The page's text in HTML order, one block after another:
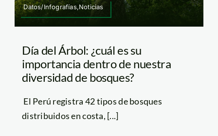
Datos/Infografías,Noticias
Día del Árbol: ¿cuál es su
importancia dentro de nuestra
diversidad de bosques?
El Perú registra 42 tipos de bosques
distribuidos en costa, [...]